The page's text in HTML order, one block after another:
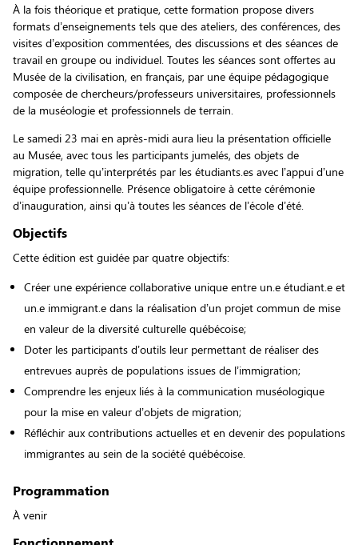
À la fois théorique et pratique, cette formation propose divers
formats d’enseignements tels que des ateliers, des conférences, des
visites d’exposition commentées, des discussions et des séances de
travail en groupe ou individuel. Toutes les séances sont offertes au
Musée de la civilisation, en français, par une équipe pédagogique
composée de chercheurs/professeurs universitaires, professionnels
de la muséologie et professionnels de terrain.
Le samedi 23 mai en après-midi aura lieu la présentation officielle
au Musée, avec tous les participants jumelés, des objets de
migration, telle qu’interprétés par les étudiants.es avec l’appui d’une
équipe professionnelle. Présence obligatoire à cette cérémonie
d’inauguration, ainsi qu’à toutes les séances de l’école d’été.
Objectifs
Cette édition est guidée par quatre objectifs:
Créer une expérience collaborative unique entre un.e étudiant.e et
un.e immigrant.e dans la réalisation d’un projet commun de mise
en valeur de la diversité culturelle québécoise;
Doter les participants d’outils leur permettant de réaliser des
entrevues auprès de populations issues de l’immigration;
Comprendre les enjeux liés à la communication muséologique
pour la mise en valeur d’objets de migration;
Réfléchir aux contributions actuelles et en devenir des populations
immigrantes au sein de la société québécoise.
Programmation
À venir